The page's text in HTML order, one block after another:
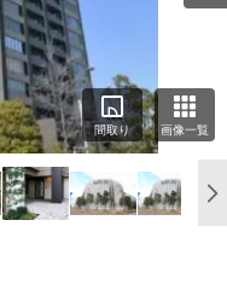
間取り 画像一覧